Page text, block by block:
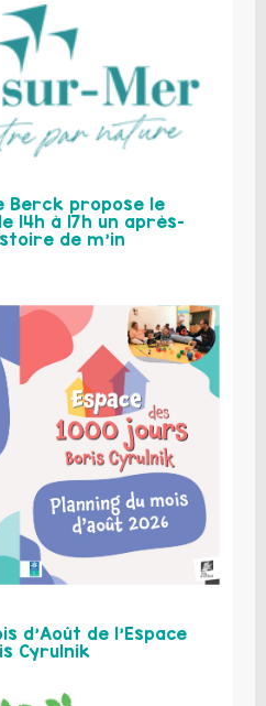
Berck propose le
14h à 17h un après-
de m’in
d’Août de l’Espace
Cyrulnik